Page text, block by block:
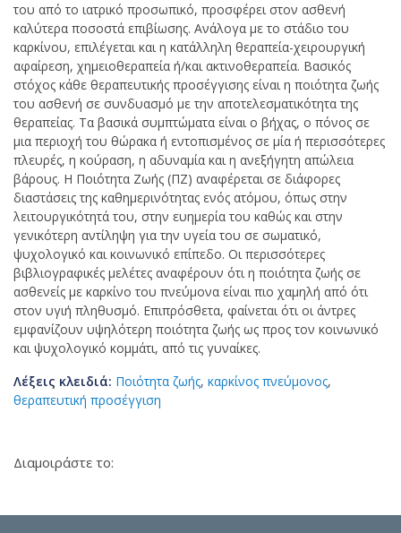
του από το ιατρικό προσωπικό, προσφέρει στον ασθενή
καλύτερα ποσοστά επιβίωσης. Ανάλογα με το στάδιο του
καρκίνου, επιλέγεται και η κατάλληλη θεραπεία-χειρουργική
αφαίρεση, χημειοθεραπεία ή/και ακτινοθεραπεία. Βασικός
στόχος κάθε θεραπευτικής προσέγγισης είναι η ποιότητα ζωής
του ασθενή σε συνδυασμό με την αποτελεσματικότητα της
θεραπείας. Τα βασικά συμπτώματα είναι ο βήχας, ο πόνος σε
μια περιοχή του θώρακα ή εντοπισμένος σε μία ή περισσότερες
πλευρές, η κούραση, η αδυναμία και η ανεξήγητη απώλεια
βάρους. Η Ποιότητα Ζωής (ΠΖ) αναφέρεται σε διάφορες
διαστάσεις της καθημερινότητας ενός ατόμου, όπως στην
λειτουργικότητά του, στην ευημερία του καθώς και στην
γενικότερη αντίληψη για την υγεία του σε σωματικό,
ψυχολογικό και κοινωνικό επίπεδο. Οι περισσότερες
βιβλιογραφικές μελέτες αναφέρουν ότι η ποιότητα ζωής σε
ασθενείς με καρκίνο του πνεύμονα είναι πιο χαμηλή από ότι
στον υγιή πληθυσμό. Επιπρόσθετα, φαίνεται ότι οι άντρες
εμφανίζουν υψηλότερη ποιότητα ζωής ως προς τον κοινωνικό
και ψυχολογικό κομμάτι, από τις γυναίκες.
Λέξεις κλειδιά: Ποιότητα ζωής, καρκίνος πνεύμονος,
θεραπευτική προσέγγιση
Διαμοιράστε το: